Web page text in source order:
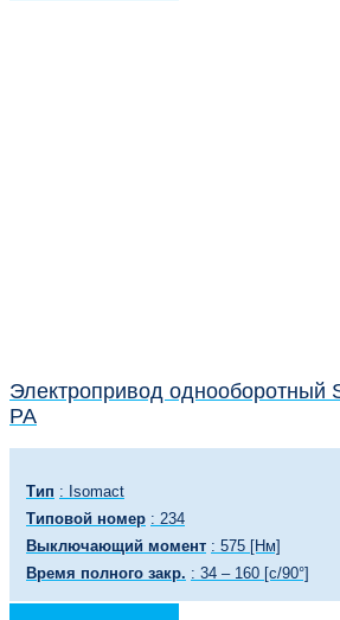
Электропривод однооборотный
PA
Тип : Isomact
Типовой номер : 234
Выключающий момент : 575 [Нм]
Время полного закр. : 34 – 160 [с/90°]